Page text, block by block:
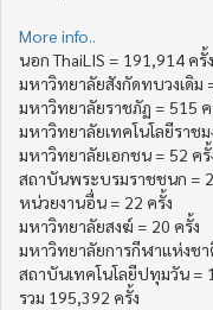
More info..
นอก ThaiLIS = 191,914 ครั้ง
มหาวิทยาลัยสังกัดทบวงเดิม
มหาวิทยาลัยราชภัฏ = 515 ค
มหาวิทยาลัยเทคโนโลยีราช
มหาวิทยาลัยเอกชน = 52 ครั้
สถาบันพระบรมราชชนก =
หน่วยงานอื่น = 22 ครั้ง
มหาวิทยาลัยสงฆ์ = 20 ครั้ง
มหาวิทยาลัยการกีฬาแห่งชา
สถาบันเทคโนโลยีปทุมวัน =
รวม 195,392 ครั้ง